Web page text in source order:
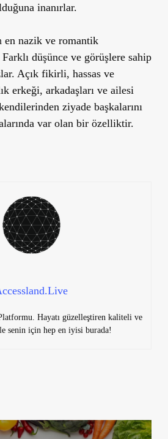
inanırlar.
en nazik ve romantik
Farklı düşünce ve görüşlere sahip
Açık fikirli, hassas ve
erkeği, arkadaşları ve ailesi
ziyade başkalarını
var olan bir özelliktir.
Hayatı güzelleştiren kaliteli ve
senin için hep en iyisi burada!